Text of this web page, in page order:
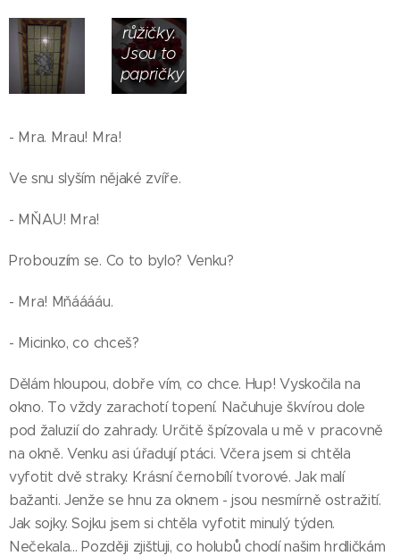
růžičky.
Jsou to
papričky
- Mra. Mrau! Mra!
Ve snu slyším nějaké zvíře.
- MŇAU! Mra!
Probouzím se. Co to bylo? Venku?
- Mra! Mňááááu.
- Micinko, co chceš?
Dělám hloupou, dobře vím, co chce. Hup! Vyskočila na
okno. To vždy zarachotí topení. Načuhuje škvírou dole
pod žaluzií do zahrady. Určitě špízovala u mě v pracovně
na okně. Venku asi úřadují ptáci. Včera jsem si chtěla
vyfotit dvě straky. Krásní černobílí tvorové. Jak malí
bažanti. Jenže se hnu za oknem - jsou nesmírně ostražití.
Jak sojky. Sojku jsem si chtěla vyfotit minulý týden.
Nečekala... Později zjišťuji, co holubů chodí našim hrdličkám